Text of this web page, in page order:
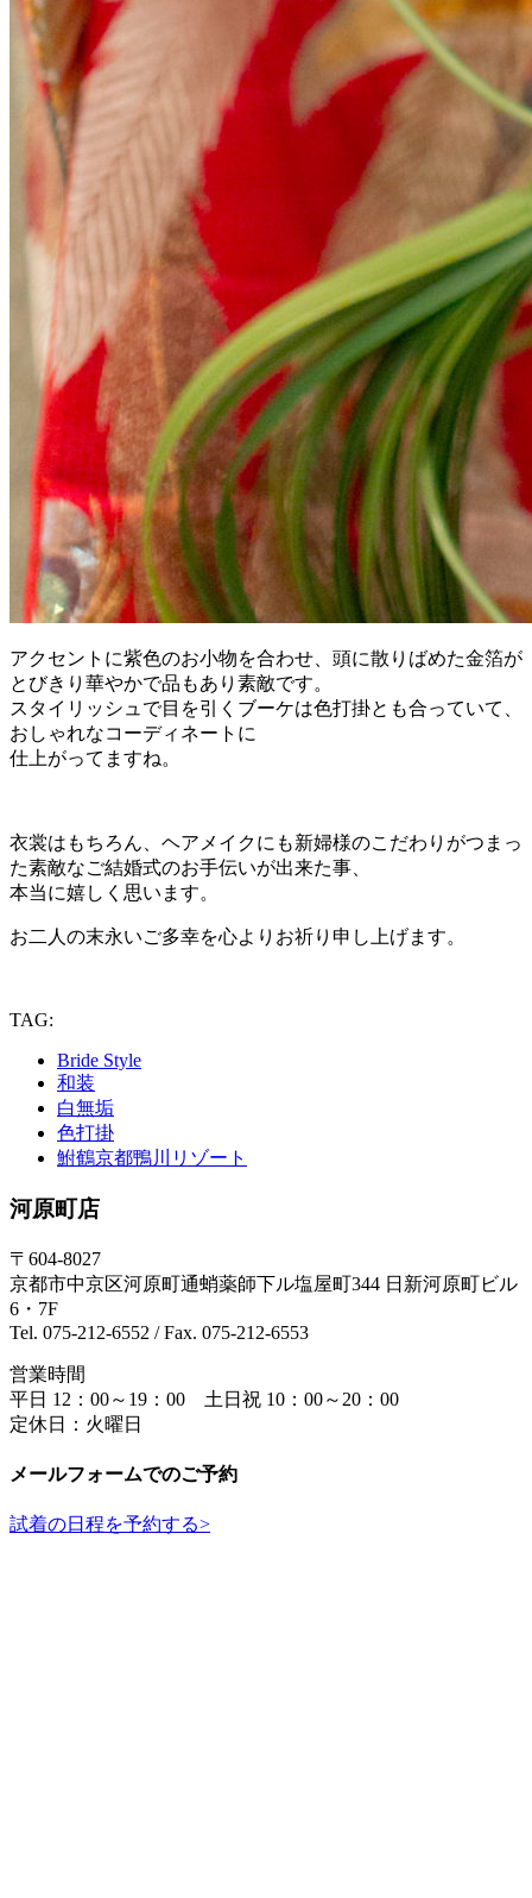
アクセントに紫色のお小物を合わせ、頭に散りばめた金箔が
とびきり華やかで品もあり素敵です。
スタイリッシュで目を引くブーケは色打掛とも合っていて、
おしゃれなコーディネートに
仕上がってますね。
衣裳はもちろん、ヘアメイクにも新婦様のこだわりがつまっ
た素敵なご結婚式のお手伝いが出来た事、
本当に嬉しく思います。
お二人の末永いご多幸を心よりお祈り申し上げます。
TAG:
Bride Style
和装
白無垢
色打掛
鮒鶴京都鴨川リゾート
河原町店
〒604-8027
京都市中京区河原町通蛸薬師下ル塩屋町344 日新河原町ビル
6・7F
Tel. 075-212-6552 / Fax. 075-212-6553
営業時間
平日 12：00～19：00 土日祝 10：00～20：00
定休日：火曜日
メールフォームでのご予約
試着の日程を予約する>